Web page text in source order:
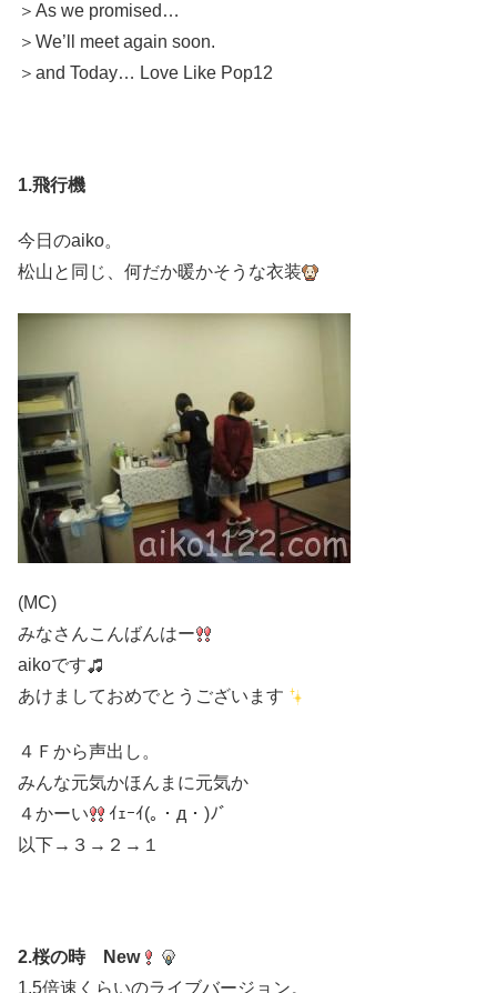
＞As we promised…
＞We’ll meet again soon.
＞and Today… Love Like Pop12
1.飛行機
今日のaiko。
松山と同じ、何だか暖かそうな衣装
(MC)
みなさんこんばんはー
aikoです
あけましておめでとうございます
４Ｆから声出し。
みんな元気かほんまに元気か
４かーい
ｲｪｰｲ(｡・д・)ﾉﾞ
以下→３→２→１
2.桜の時 New
1.5倍速くらいのライブバージョン。